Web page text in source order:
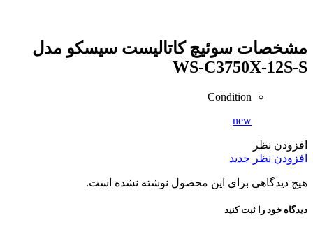
مشخصات سوئیچ کاتالیست سیسکو مدل
WS-C3750X-12S-S
Condition
new
افزودن نظر
افزودن نظر جدید
هیچ دیدگاهی برای این محصول نوشته نشده است.
دیدگاه خود را ثبت کنید